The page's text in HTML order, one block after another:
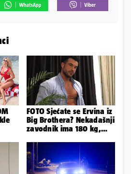
FOTO Sjećate se Ervina iz
Big Brothera? Nekadašnji
zavodnik ima 180 kg,